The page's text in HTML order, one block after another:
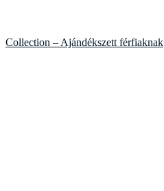
Collection – Ajándékszett férfiaknak